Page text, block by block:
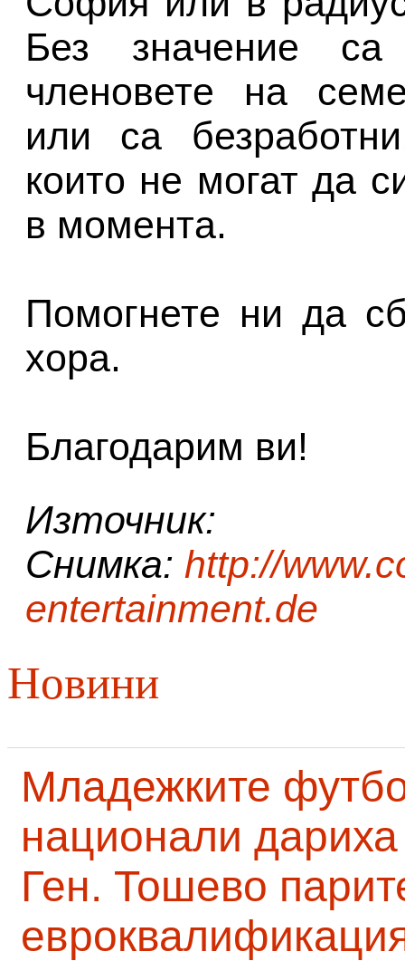
Без значение
членовете на
или са
които не могат да
в момента.
Помогнете ни да
хора.
Благодарим ви!
Източник:
Снимка: http://
entertainment.de
Новини
Младежките
национали
Ген. Тошево